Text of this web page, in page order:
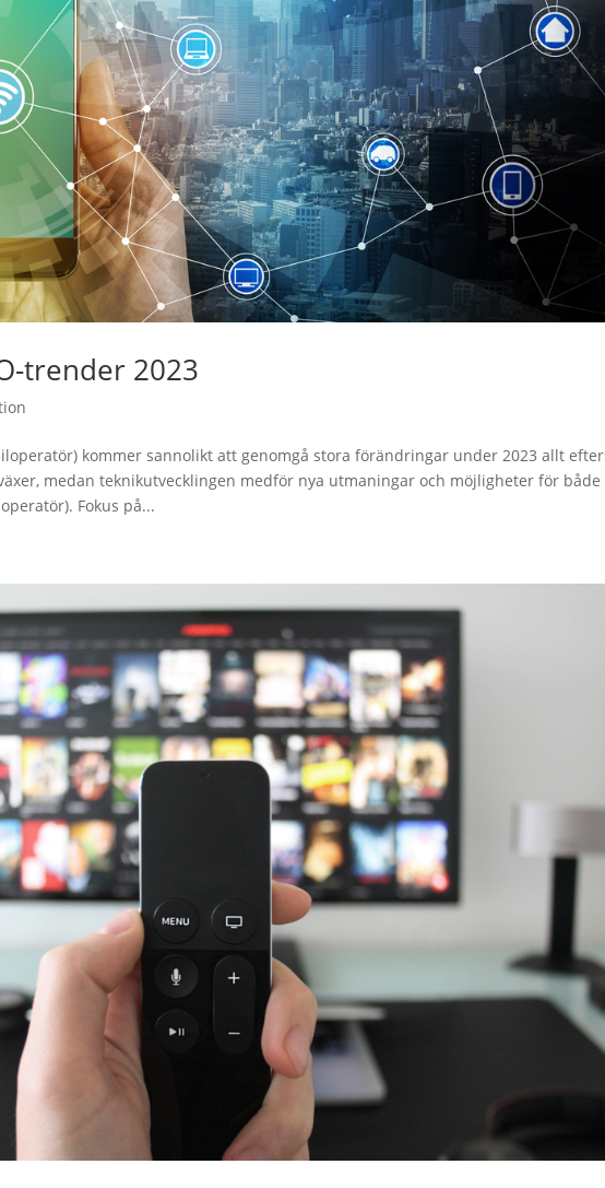
trender 2023
kommer sannolikt att genomgå stora förändringar under 2023 allt
medan teknikutvecklingen medför nya utmaningar och möjligheter för både
Fokus på...